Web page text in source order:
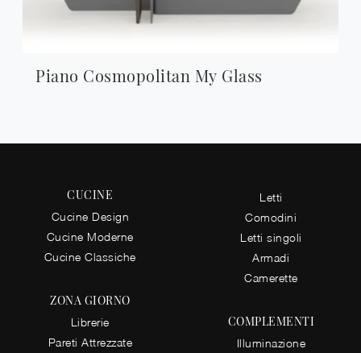
Piano Cosmopolitan My Glass
CUCINE
Cucine Design
Cucine Moderne
Cucine Classiche
ZONA GIORNO
Librerie
Pareti Attrezzate
Letti
Comodini
Letti singoli
Armadi
Camerette
COMPLEMENTI
Illuminazione